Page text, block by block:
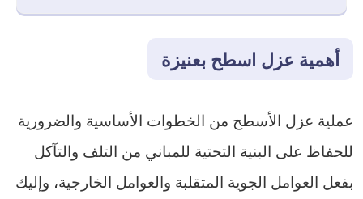
أهمية عزل اسطح بعنيزة
عملية عزل الأسطح من الخطوات الأساسية والضرورية
للحفاظ على البنية التحتية للمباني من التلف والتآكل
بفعل العوامل الجوية المتقلبة والعوامل الخارجية، وإليك